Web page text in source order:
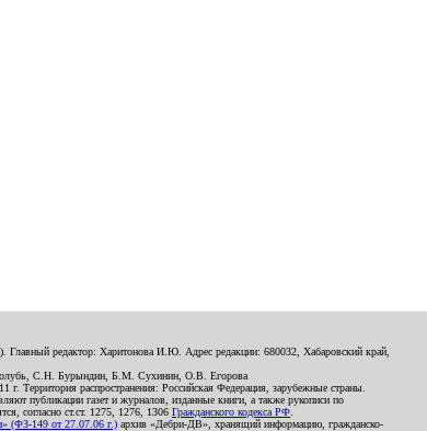
Главный редактор: Харитонова И.Ю. Адрес редакции: 680032, Хабаровский край,
С.Н. Бурындин, Б.М. Сухинин, О.В. Егорова
Территория распространения: Российская Федерация, зарубежные страны.
публикации газет и журналов, изданные книги, а также рукописи по
согласно ст.ст. 1275, 1276, 1306 Гражданского кодекса РФ
(ФЗ-149 от 27.07.06 г.) архив «Дебри-ДВ», хранящий информацию, гражданско-